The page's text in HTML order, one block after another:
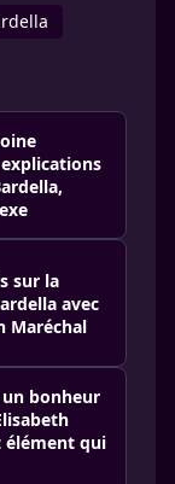
sur la
avec
Maréchal
bonheur
élément qui